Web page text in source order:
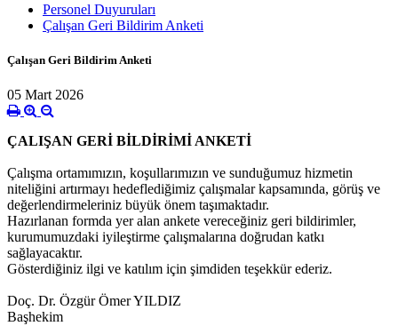
Personel Duyuruları
Çalışan Geri Bildirim Anketi
Çalışan Geri Bildirim Anketi
05 Mart 2026
ÇALIŞAN GERİ BİLDİRİMİ ANKETİ
Çalışma ortamımızın, koşullarımızın ve sunduğumuz hizmetin
niteliğini artırmayı hedeflediğimiz çalışmalar kapsamında, görüş ve
değerlendirmeleriniz büyük önem taşımaktadır.
Hazırlanan formda yer alan ankete vereceğiniz geri bildirimler,
kurumumuzdaki iyileştirme çalışmalarına doğrudan katkı
sağlayacaktır.
Gösterdiğiniz ilgi ve katılım için şimdiden teşekkür ederiz.
Doç. Dr. Özgür Ömer YILDIZ
Başhekim